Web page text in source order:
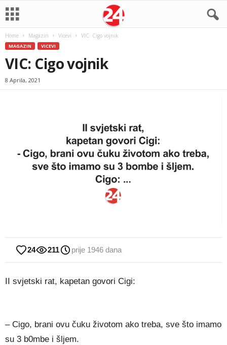
Home Magazin Vicevi VIC: Cigo vojnik
MAGAZIN VICEVI
VIC: Cigo vojnik
8 Aprila, 2021
24 211 prije 1946 dana
II svjetski rat, kapetan govori Cigi:
– Cigo, brani ovu čuku životom ako treba, sve što imamo
su 3 b0mbe i šljem.